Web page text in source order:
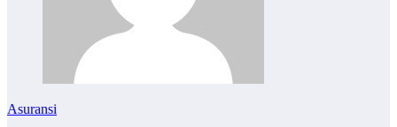
Asuransi